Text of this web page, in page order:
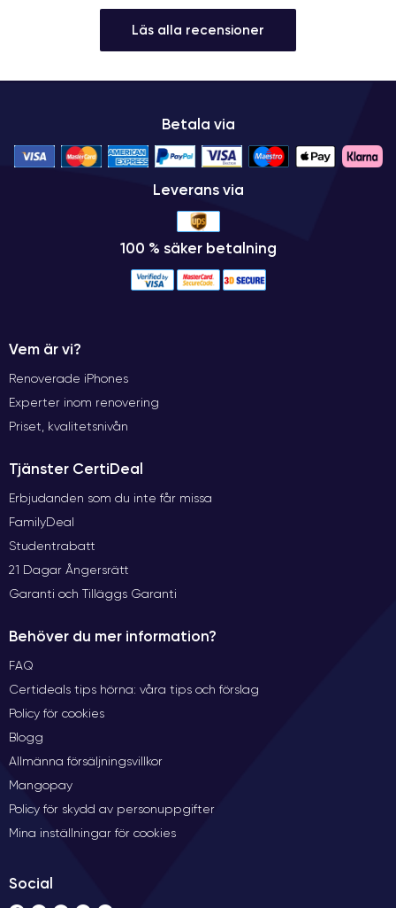
Läs alla recensioner
Betala via
Leverans via
100 % säker betalning
Vem är vi?
Renoverade iPhones
Experter inom renovering
Priset, kvalitetsnivån
Tjänster CertiDeal
Erbjudanden som du inte får missa
FamilyDeal
Studentrabatt
21 Dagar Ångersrätt
Garanti och Tilläggs Garanti
Behöver du mer information?
FAQ
Certideals tips hörna: våra tips och förslag
Policy för cookies
Blogg
Allmänna försäljningsvillkor
Mangopay
Policy för skydd av personuppgifter
Mina inställningar för cookies
Social